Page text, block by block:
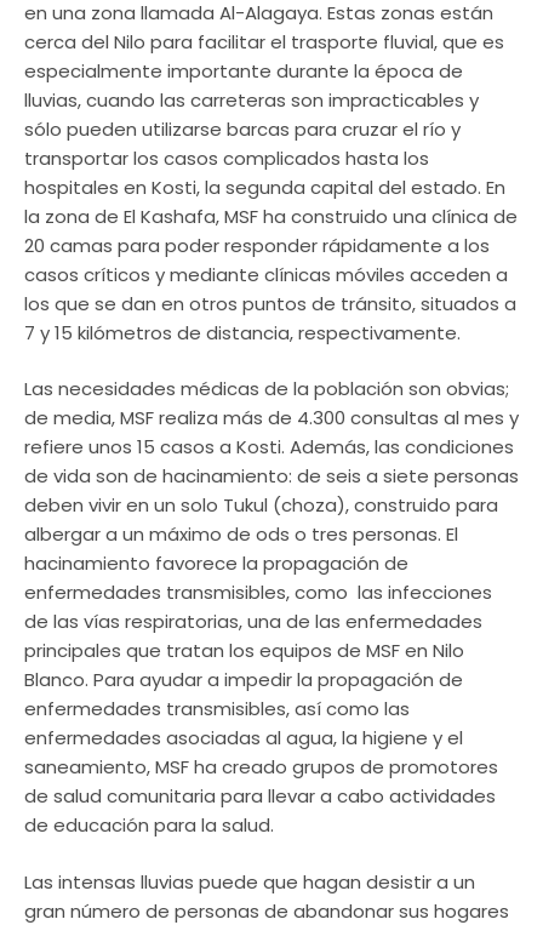
en una zona llamada Al-Alagaya. Estas zonas están
cerca del Nilo para facilitar el trasporte fluvial, que es
especialmente importante durante la época de
lluvias, cuando las carreteras son impracticables y
sólo pueden utilizarse barcas para cruzar el río y
transportar los casos complicados hasta los
hospitales en Kosti, la segunda capital del estado. En
la zona de El Kashafa, MSF ha construido una clínica de
20 camas para poder responder rápidamente a los
casos críticos y mediante clínicas móviles acceden a
los que se dan en otros puntos de tránsito, situados a
7 y 15 kilómetros de distancia, respectivamente.
Las necesidades médicas de la población son obvias;
de media, MSF realiza más de 4.300 consultas al mes y
refiere unos 15 casos a Kosti. Además, las condiciones
de vida son de hacinamiento: de seis a siete personas
deben vivir en un solo Tukul (choza), construido para
albergar a un máximo de ods o tres personas. El
hacinamiento favorece la propagación de
enfermedades transmisibles, como las infecciones
de las vías respiratorias, una de las enfermedades
principales que tratan los equipos de MSF en Nilo
Blanco. Para ayudar a impedir la propagación de
enfermedades transmisibles, así como las
enfermedades asociadas al agua, la higiene y el
saneamiento, MSF ha creado grupos de promotores
de salud comunitaria para llevar a cabo actividades
de educación para la salud.
Las intensas lluvias puede que hagan desistir a un
gran número de personas de abandonar sus hogares